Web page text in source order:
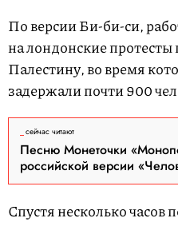
По версии Би-би-си,
на лондонские протесты
Палестину, во время
задержали почти 900
сейчас читают
Песню Монеточки
российской версии
Спустя несколько часов